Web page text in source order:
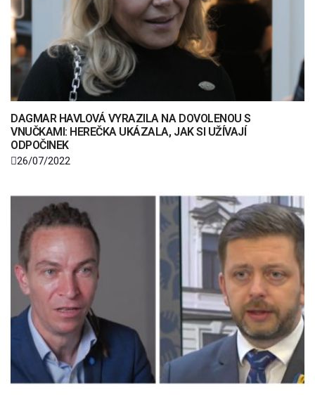
DAGMAR HAVLOVÁ VYRAZILA NA DOVOLENOU S
VNUČKAMI: HEREČKA UKÁZALA, JAK SI UŽÍVAJÍ
ODPOČINEK
26/07/2022